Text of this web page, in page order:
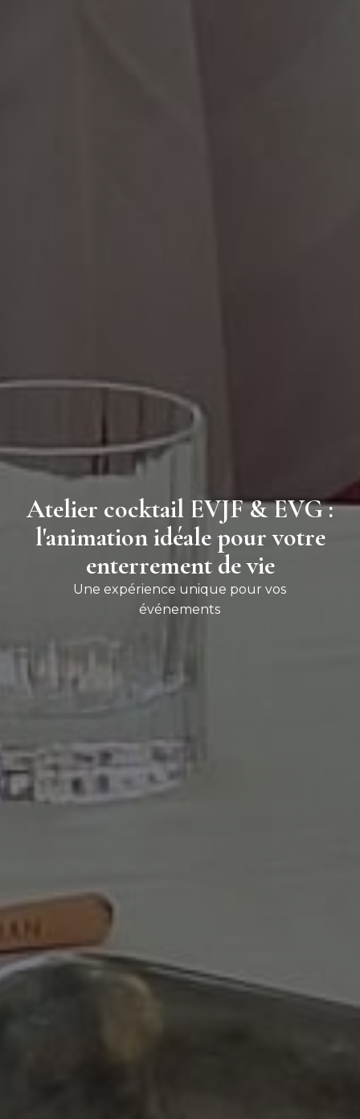
Atelier cocktail EVJF & EVG :
l'animation idéale pour votre
enterrement de vie
Une expérience unique pour vos
événements